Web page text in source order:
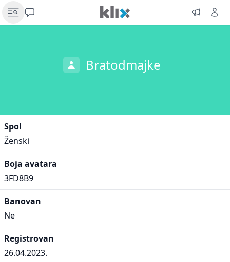
Bratodmajke
Spol
Ženski
Boja avatara
3FD8B9
Banovan
Ne
Registrovan
26.04.2023.